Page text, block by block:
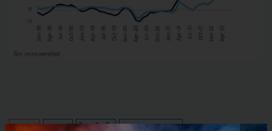
PR News inflation อัตราเงินเฟ้อ krungthai-compass